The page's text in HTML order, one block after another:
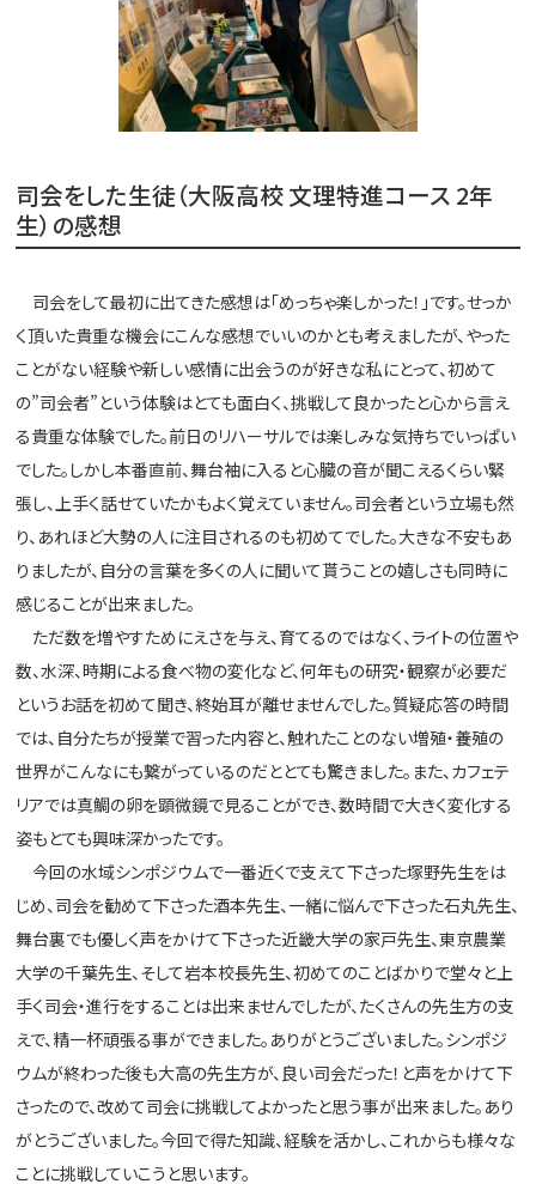
司会をした生徒（大阪高校 文理特進コース 2年
生）の感想
司会をして最初に出てきた感想は「めっちゃ楽しかった！」です。せっか
く頂いた貴重な機会にこんな感想でいいのかとも考えましたが、やった
ことがない経験や新しい感情に出会うのが好きな私にとって、初めて
の”司会者”という体験はとても面白く、挑戦して良かったと心から言え
る貴重な体験でした。前日のリハーサルでは楽しみな気持ちでいっぱい
でした。しかし本番直前、舞台袖に入ると心臓の音が聞こえるくらい緊
張し、上手く話せていたかもよく覚えていません。司会者という立場も然
り、あれほど大勢の人に注目されるのも初めてでした。大きな不安もあ
りましたが、自分の言葉を多くの人に聞いて貰うことの嬉しさも同時に
感じることが出来ました。
ただ数を増やすためにえさを与え、育てるのではなく、ライトの位置や
数、水深、時期による食べ物の変化など、何年もの研究・観察が必要だ
というお話を初めて聞き、終始耳が離せませんでした。質疑応答の時間
では、自分たちが授業で習った内容と、触れたことのない増殖・養殖の
世界がこんなにも繋がっているのだととても驚きました。また、カフェテ
リアでは真鯛の卵を顕微鏡で見ることができ、数時間で大きく変化する
姿もとても興味深かったです。
今回の水域シンポジウムで一番近くで支えて下さった塚野先生をは
じめ、司会を勧めて下さった酒本先生、一緒に悩んで下さった石丸先生、
舞台裏でも優しく声をかけて下さった近畿大学の家戸先生、東京農業
大学の千葉先生、そして岩本校長先生、初めてのことばかりで堂々と上
手く司会・進行をすることは出来ませんでしたが、たくさんの先生方の支
えで、精一杯頑張る事ができました。ありがとうございました。シンポジ
ウムが終わった後も大高の先生方が、良い司会だった！と声をかけて下
さったので、改めて司会に挑戦してよかったと思う事が出来ました。あり
がとうございました。今回で得た知識、経験を活かし、これからも様々な
ことに挑戦していこうと思います。